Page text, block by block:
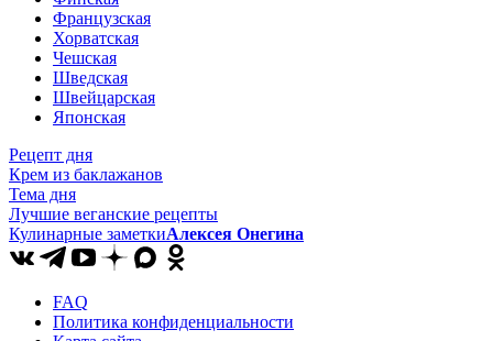
Французская
Хорватская
Чешская
Шведская
Швейцарская
Японская
Рецепт дня
Крем из баклажанов
Тема дня
Лучшие веганские рецепты
Кулинарные заметкиАлексея Онегина
FAQ
Политика конфиденциальности